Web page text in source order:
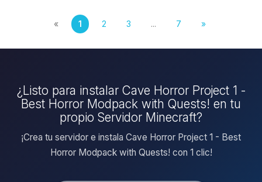
« 1 2 3 ... 7 »
¿Listo para instalar Cave Horror Project 1 -
Best Horror Modpack with Quests! en tu
propio Servidor Minecraft?
¡Crea tu servidor e instala Cave Horror Project 1 - Best
Horror Modpack with Quests! con 1 clic!